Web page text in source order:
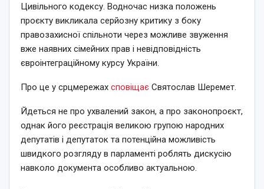
Цивільного кодексу. Водночас низка положень
проєкту викликала серйозну критику з боку
правозахисної спільноти через можливе звуження
вже наявних сімейних прав і невідповідність
євроінтеграційному курсу України.
Про це у срцмережах сповіщає Святослав Шеремет.
Йдеться не про ухвалений закон, а про законопроєкт,
однак його реєстрація великою групою народних
депутатів і депутаток та потенційна можливість
швидкого розгляду в парламенті роблять дискусію
навколо документа особливо актуальною.